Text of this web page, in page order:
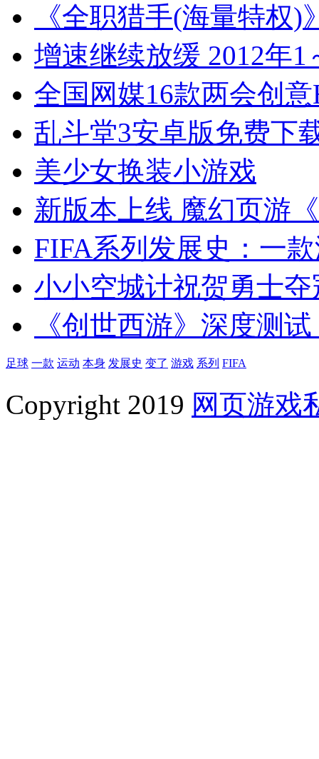
《全职猎手(海量特权)
增速继续放缓 2012年1
全国网媒16款两会创
乱斗堂3安卓版免费下
美少女换装小游戏
新版本上线 魔幻页游
FIFA系列发展史：一
小小空城计祝贺勇士
《创世西游》深度测
足球 一款 运动 本身 发展史 变了 游戏 系列 FIFA
Copyright 2019 网页游戏